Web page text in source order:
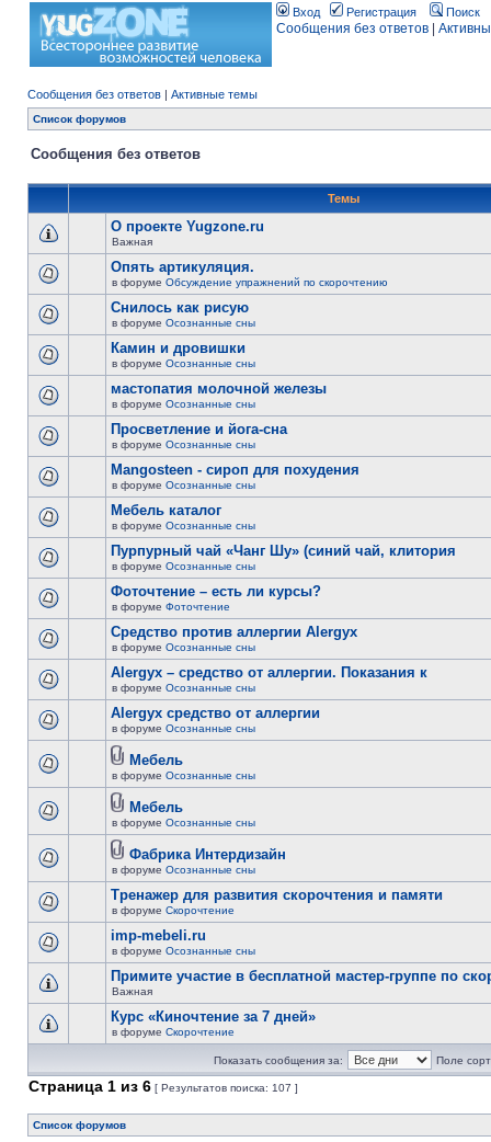
Вход Регистрация Поиск
Сообщения без ответов
Сообщения без ответов | Активные темы
Список форумов
Сообщения без ответов
Темы
О проекте Yugzone.ru
Важная
Опять артикуляция.
в форуме Обсуждение упражнений по скорочтению
Снилось как рисую
в форуме Осознанные сны
Камин и дровишки
в форуме Осознанные сны
мастопатия молочной железы
в форуме Осознанные сны
Просветление и йога-сна
в форуме Осознанные сны
Mangosteen - сироп для похудения
в форуме Осознанные сны
Мебель каталог
в форуме Осознанные сны
Пурпурный чай «Чанг Шу» (синий чай, клитория
в форуме Осознанные сны
Фоточтение – есть ли курсы?
в форуме Фоточтение
Cредство против аллергии Alergyx
в форуме Осознанные сны
Alergyx – средство от аллергии. Показания к
в форуме Осознанные сны
Alergyx средство от аллергии
в форуме Осознанные сны
Мебель
в форуме Осознанные сны
Мебель
в форуме Осознанные сны
Фабрика Интердизайн
в форуме Осознанные сны
Тренажер для развития скорочтения и памяти
в форуме Скорочтение
imp-mebeli.ru
в форуме Осознанные сны
Примите участие в бесплатной мастер-группе по
Важная
Курс «Киночтение за 7 дней»
в форуме Скорочтение
Показать сообщения за: Поле
Страница 1 из 6 [ Результатов поиска: 107 ]
Список форумов